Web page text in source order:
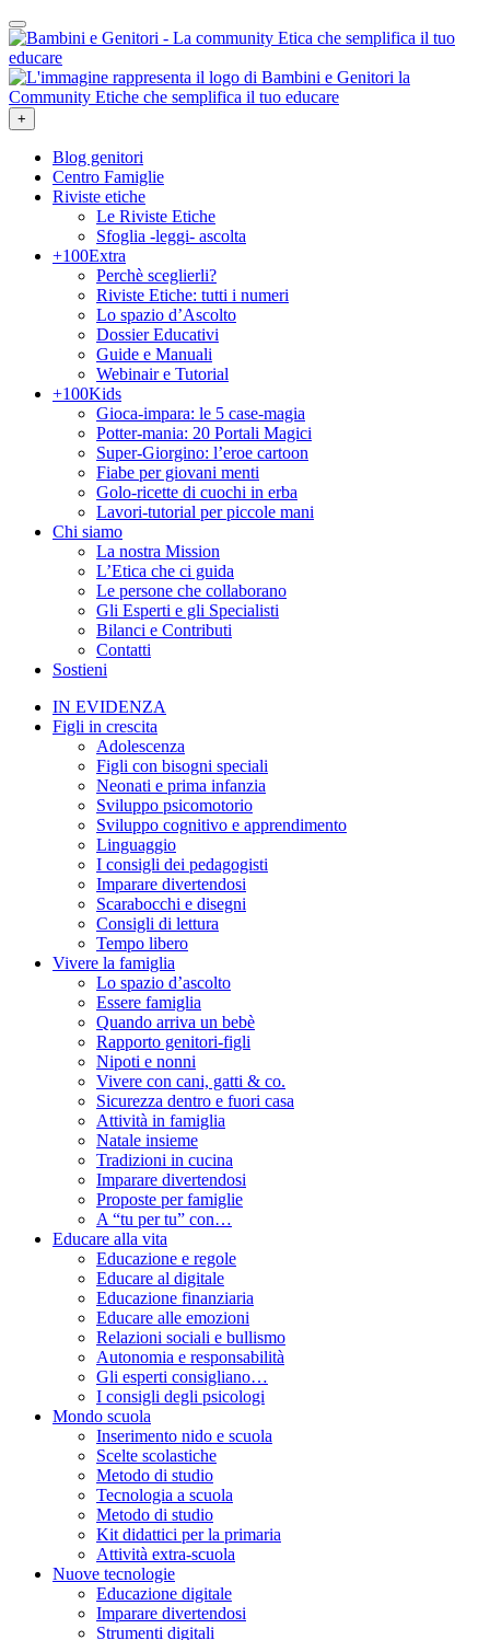
+
Blog genitori
Centro Famiglie
Riviste etiche
Le Riviste Etiche
Sfoglia -leggi- ascolta
+100Extra
Perchè sceglierli?
Riviste Etiche: tutti i numeri
Lo spazio d’Ascolto
Dossier Educativi
Guide e Manuali
Webinair e Tutorial
+100Kids
Gioca-impara: le 5 case-magia
Potter-mania: 20 Portali Magici
Super-Giorgino: l’eroe cartoon
Fiabe per giovani menti
Golo-ricette di cuochi in erba
Lavori-tutorial per piccole mani
Chi siamo
La nostra Mission
L’Etica che ci guida
Le persone che collaborano
Gli Esperti e gli Specialisti
Bilanci e Contributi
Contatti
Sostieni
IN EVIDENZA
Figli in crescita
Adolescenza
Figli con bisogni speciali
Neonati e prima infanzia
Sviluppo psicomotorio
Sviluppo cognitivo e apprendimento
Linguaggio
I consigli dei pedagogisti
Imparare divertendosi
Scarabocchi e disegni
Consigli di lettura
Tempo libero
Vivere la famiglia
Lo spazio d’ascolto
Essere famiglia
Quando arriva un bebè
Rapporto genitori-figli
Nipoti e nonni
Vivere con cani, gatti & co.
Sicurezza dentro e fuori casa
Attività in famiglia
Natale insieme
Tradizioni in cucina
Imparare divertendosi
Proposte per famiglie
A “tu per tu” con…
Educare alla vita
Educazione e regole
Educare al digitale
Educazione finanziaria
Educare alle emozioni
Relazioni sociali e bullismo
Autonomia e responsabilità
Gli esperti consigliano…
I consigli degli psicologi
Mondo scuola
Inserimento nido e scuola
Scelte scolastiche
Metodo di studio
Tecnologia a scuola
Metodo di studio
Kit didattici per la primaria
Attività extra-scuola
Nuove tecnologie
Educazione digitale
Imparare divertendosi
Strumenti digitali